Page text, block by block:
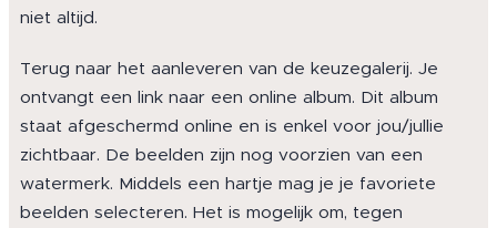
niet altijd.
Terug naar het aanleveren van de keuzegalerij. Je
ontvangt een link naar een online album. Dit album
staat afgeschermd online en is enkel voor jou/jullie
zichtbaar. De beelden zijn nog voorzien van een
watermerk. Middels een hartje mag je je favoriete
beelden selecteren. Het is mogelijk om, tegen